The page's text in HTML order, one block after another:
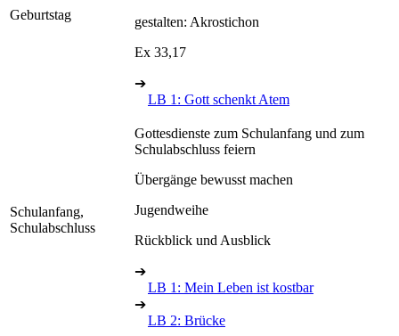
Geburtstag
gestalten: Akrostichon
Ex 33,17
➔
LB 1: Gott schenkt Atem
Schulanfang,
Schulabschluss
Gottesdienste zum Schulanfang und zum
Schulabschluss feiern
Übergänge bewusst machen
Jugendweihe
Rückblick und Ausblick
➔
LB 1: Mein Leben ist kostbar
➔
LB 2: Brücke